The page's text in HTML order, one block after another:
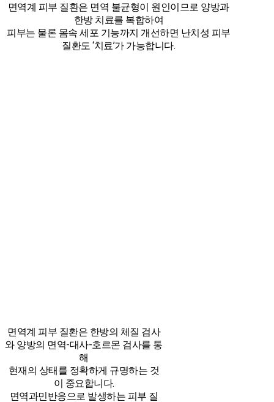
면역계 피부 질환은 면역 불균형이 원인이므로 양방과
한방 치료를 복합하여
피부는 물론 몸속 세포 기능까지 개선하면 난치성 피부
질환도 ‘치료’가 가능합니다.
면역계 피부 질환은 한방의 체질 검사
와 양방의 면역-대사-호르몬 검사를 통
해
현재의 상태를 정확하게 규명하는 것
이 중요합니다.
면역과민반응으로 발생하는 피부 질